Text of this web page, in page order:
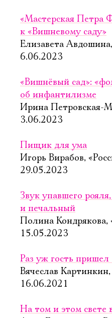
«Мастерская Петра
к «Вишневому саду»
Елизавета
6.06.2023
«Вишнёвый сад»:
об инфантилизме
Ирина Петровская-
3.06.2023
Пищик для ума
Игорь Вирабов,
29.05.2023
Звук упавшего
и печальный
Полина Кондрякова,
15.05.2023
Раз уж гость пришел
Вячеслав
16.06.2021
На том и этом свете